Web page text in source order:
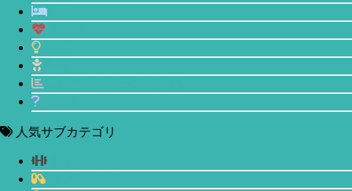
人気サブカテゴリ
2023年11月26日
髪をダメージから守るコスパ最強なオ
イル「カークランド オーガニックバー
ジンココナッツオイル」をレビューし